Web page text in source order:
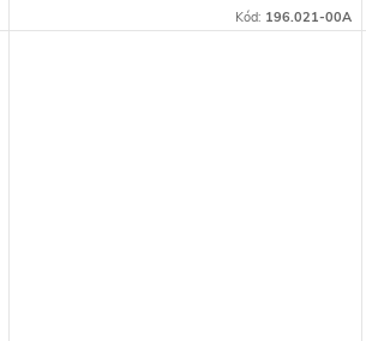
6502801E, 7565028010 Číslo karty:
Kód: 196.021-00A